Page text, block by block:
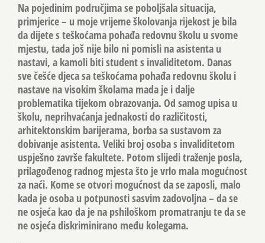
Na pojedinim područjima se poboljšala situacija,
primjerice – u moje vrijeme školovanja rijekost je bila
da dijete s teškoćama pohađa redovnu školu u svome
mjestu, tada još nije bilo ni pomisli na asistenta u
nastavi, a kamoli biti student s invaliditetom. Danas
sve češće djeca sa teškoćama pohađa redovnu školu i
nastave na visokim školama mada je i dalje
problematika tijekom obrazovanja. Od samog upisa u
školu, neprihvaćanja jednakosti do različitosti,
arhitektonskim barijerama, borba sa sustavom za
dobivanje asistenta. Veliki broj osoba s invaliditetom
uspješno završe fakultete. Potom slijedi traženje posla,
prilagođenog radnog mjesta što je vrlo mala mogućnost
za naći. Kome se otvori mogućnost da se zaposli, malo
kada je osoba u potpunosti sasvim zadovoljna – da se
ne osjeća kao da je na pshiloškom promatranju te da se
ne osjeća diskriminirano među kolegama.